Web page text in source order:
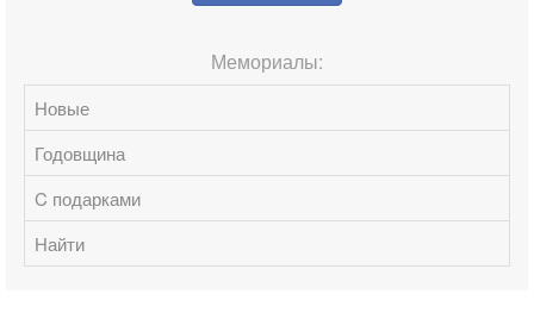
Мемориалы:
Новые
Годовщина
C подарками
Найти